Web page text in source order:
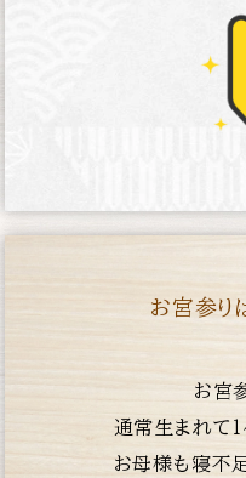
お宮参り
お宮
通常生まれて
お母様も寝不